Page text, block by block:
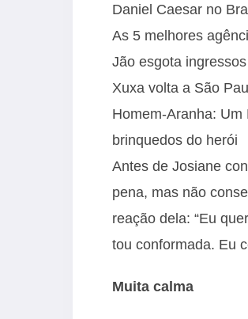
Daniel Caesar no
As 5 melhores
Jão esgota
Xuxa volta a São
Homem-Aranha:
brinquedos do herói
Antes de Josiane
pena, mas não
reação dela: “Eu
tou conformada. Eu
Muita calma